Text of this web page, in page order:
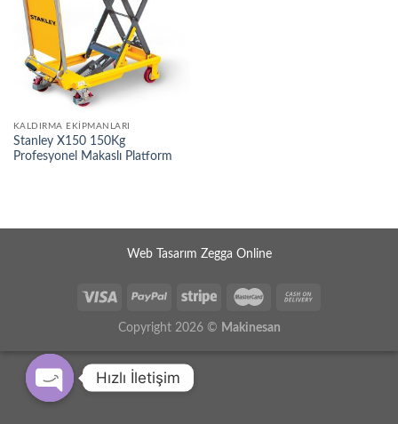
KALDIRMA EKIPMANLARI
Stanley X150 150Kg
Profesyonel Makaslı Platform
Web Tasarım Zegga Online
Copyright 2026 © Makinesan
Hızlı İletişim